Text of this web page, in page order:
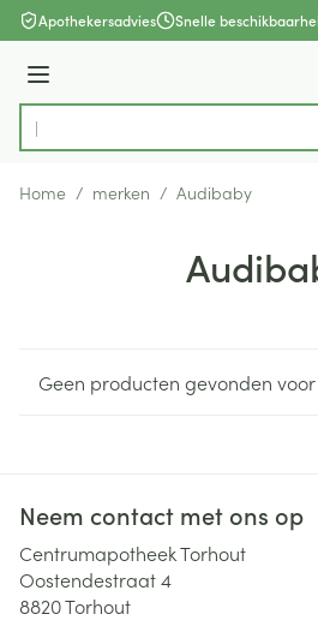
Ga naar de inhoud
Apothekersadvies Snelle
Menu
Product, merk, categorie...
Home / merken / Audibaby
Geen producten gevonden
Neem contact met ons op
Centrumapotheek Torhout
Oostendestraat 4
8820Torhout